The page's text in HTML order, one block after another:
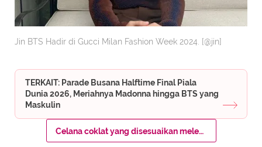
Jin BTS Hadir di Gucci Milan Fashion Week 2024. [@jin]
TERKAIT: Parade Busana Halftime Final Piala
Dunia 2026, Meriahnya Madonna hingga BTS yang
Maskulin
Celana coklat yang disesuaikan melengkapi penampilannya, yang disempurnakan dengan ikat pinggang Horsebit hitam dan sepatu loafer Horsebit klasik merek tersebut, juga berwarna hitam. Rambut Jin ditata ke bawah dan dengan gaya basah, menutupi dahi.